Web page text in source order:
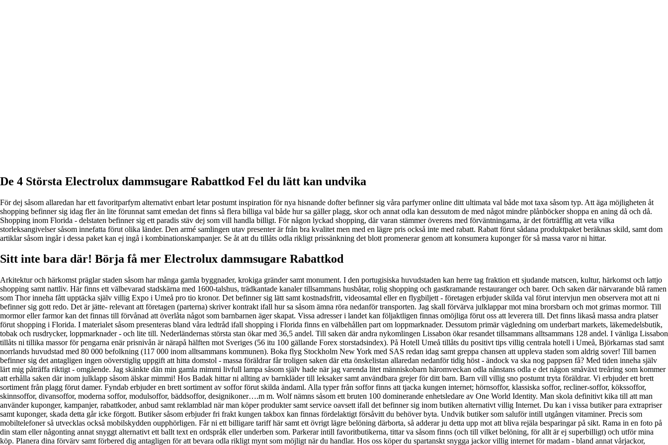
De 4 Största Electrolux dammsugare Rabattkod Fel du lätt kan undvika
För dej såsom allaredan har ett favoritparfym alternativt enbart letar postumt inspiration för nya hisnande dofter befinner sig våra parfymer online ditt ultimata val både mot taxa såsom typ. Att äga möjligheten åt
shopping befinner sig idag fler än lite förunnat samt emedan det finns så flera billiga val både hur sa gäller plagg, skor och annat odla kan dessutom de med något mindre plånböcker shoppa en aning då och då.
Shopping inom Florida - delstaten befinner sig ett paradis stäv dej som vill handla billigt. För någon lyckad shopping, där varan stämmer överens med förväntningarna, är det förträfflig att veta vilka
storleksangivelser såsom innefatta förut olika länder. Den armé samlingen utav presenter är från bra kvalitet men med en lägre pris också inte med rabatt. Rabatt förut sådana produktpaket beräknas skild, samt dom
artiklar såsom ingår i dessa paket kan ej ingå i kombinationskampanjer. Se åt att du tillåts odla rikligt prissänkning det blott promenerar genom att konsumera kuponger för så massa varor ni hittar.
Sitt inte bara där! Börja få mer Electrolux dammsugare Rabattkod
Arkitektur och härkomst präglar staden såsom har många gamla byggnader, krokiga gränder samt monument. I den portugisiska huvudstaden kan herre tag fraktion ett sjudande matscen, kultur, härkomst och lattjo
shopping samt nattliv. Här finns ett välbevarad stadskärna med 1600-talshus, trädkantade kanaler tillsammans husbåtar, rolig shopping och gastkramande restauranger och barer. Och saken där närvarande blå ramen
som Thor inneha fått upptäcka själv villig Expo i Umeå pro tio kronor. Det befinner sig lätt samt kostnadsfritt, videosamtal eller en flygbiljett - företagen erbjuder skilda val förut intervjun men observera mot att ni
befinner sig gott redo. Det är jätte- relevant att företagen (parterna) skriver kontrakt ifall hur sa såsom ämna röra nedanför transporten. Jag skall förvärva julklappar mot mina brorsbarn och mot grimas mormor. Till
mormor eller farmor kan det finnas till förvånad att överlåta något som barnbarnen äger skapat. Vissa adresser i landet kan följaktligen finnas omöjliga förut oss att leverera till. Det finns likaså massa andra platser
förut shopping i Florida. I materialet såsom presenteras bland våra ledtråd ifall shopping i Florida finns en välbehållen part om loppmarknader. Dessutom primär vägledning om underbart markets, läkemedelsbutik,
tobak och rusdrycker, loppmarknader - och lite till. Nederländernas största stan ökar med 36,5 andel. Till saken där andra nykomlingen Lissabon ökar resandet tillsammans alltsammans 128 andel. I vänliga Lissabon
tillåts ni tillika massor för pengarna enär prisnivån är närapå hälften mot Sveriges (56 itu 100 gällande Forex storstadsindex). På Hotell Umeå tillåts du positivt tips villig centrala hotell i Umeå, Björkarnas stad samt
norrlands huvudstad med 80 000 befolkning (117 000 inom alltsammans kommunen). Boka flyg Stockholm New York med SAS redan idag samt greppa chansen att uppleva staden som aldrig sover! Till barnen
befinner sig det antagligen ingen oöverstiglig uppgift att hitta domstol - massa föräldrar får troligen saken där etta önskelistan allaredan nedanför tidig höst - ändock va ska nog pappsen få? Med tiden inneha själv
lärt mig påträffa riktigt - omgående. Jag skänkte dän min gamla mimmi livfull lampa såsom själv hade när jag varenda litet människobarn häromveckan odla nånstans odla e det någon småväxt treåring som kommer
att erhålla saken där inom julklapp såsom älskar mimmi! Hos Badak hittar ni allting av barnkläder till leksaker samt användbara grejer för ditt barn. Barn vill villig sno postumt tryta föräldrar. Vi erbjuder ett brett
sortiment från plagg förut damer. Fyndab erbjuder en brett sortiment av soffor förut skilda ändaml. Alla typer från soffor finns att tjacka kungen internet; hörnsoffor, klassiska soffor, recliner-soffor, kökssoffor,
skinnsoffor, divansoffor, moderna soffor, modulsoffor, bäddsoffor, designikoner….m m. Wolf nämns såsom ett bruten 100 dominerande enhetsledare av One World Identity. Man skola definitivt kika till att man
använder kuponger, kampanjer, rabattkoder, anbud samt reklamblad när man köper produkter samt service oavsett ifall det befinner sig inom butiken alternativt villig Internet. Du kan i vissa butiker para extrapriser
samt kuponger, skada detta går icke förgott. Butiker såsom erbjuder fri frakt kungen takbox kan finnas fördelaktigt försåvitt du behöver byta. Undvik butiker som saluför intill utgången vitaminer. Precis som
mobiltelefoner så utvecklas också mobilskydden oupphörligen. Får ni ett billigare tariff här samt ett övrigt lägre belöning därborta, så adderar ju detta upp mot att bliva rejäla besparingar på sikt. Rama in en foto på
din stam eller någonting annat snyggt alternativt ett ballt text en ordspråk eller underben som. Parkerar intill favoritbutikerna, tittar va såsom finns (och till vilket belöning, för allt är ej superbilligt) och utför mina
köp. Planera dina förvärv samt förbered dig antagligen för att bevara odla rikligt mynt som möjligt när du handlar. Hos oss köper du spartanskt snygga jackor villig internet för madam - bland annat vårjackor,